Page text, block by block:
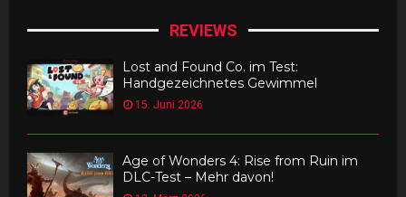
REVIEWS
Lost and Found Co. im Test:
Handgezeichnetes Gewimmel
15. Juni 2026
Age of Wonders 4: Rise from Ruin im
DLC-Test – Mehr davon!